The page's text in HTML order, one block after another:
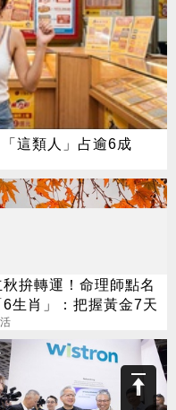
這類人」占逾6成
秋拚轉運！命理師點名
6生肖」：把握黃金7天